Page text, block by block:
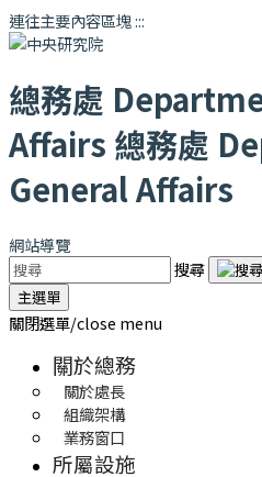
連往主要內容區塊:::
總務處
Affairs 總務處
General Affairs
網站導覽
搜尋
主選單
關閉選單/close menu
關於總務
關於處長
組織架構
業務窗口
所屬設施